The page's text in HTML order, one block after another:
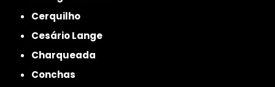
Cerquilho
Cesário Lange
Charqueada
Conchas